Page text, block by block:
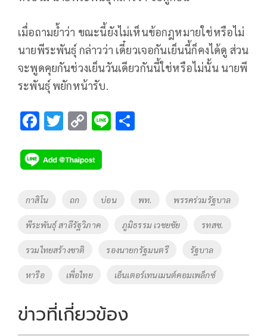
เมื่อถามย้ำว่า ขณะนี้ยังไม่เห็นข้อกฎหมายใช่หรือไม่
นายพีระพันธุ์ กล่าวว่า เดี๋ยวเจอกันเย็นนี้ก็คงได้ดู ส่วน
จะพูดคุยกันช่วงเย็นวันเดียวกันนี้ใช่หรือไม่นั้น นายพี
ระพันธุ์ พยักหน้ารับ.
F
e
b
o
o
k
T
tt
er
C
p
y
Li
k
Li
Tags
กาสิโน ถก บ่อน พท. พรรคร่วมรัฐบาล
พีระพันธุ์ สาลีรัฐวิภาค ภูมิธรรม เวชยชัย รทสช.
รวมไทยสร้างชาติ รองนายกรัฐมนตรี รัฐบาล
หารือ เพื่อไทย เอ็นเตอร์เทนเมนต์คอมเพล็กซ์
ข่าวที่เกี่ยวข้อง